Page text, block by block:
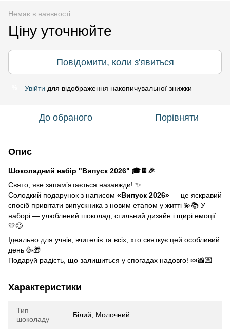
Немає в наявності
Ціну уточнюйте
Повідомити, коли з'явиться
Увійти для відображення накопичувальної знижки
До обраного Порівняти
Опис
Шоколадний набір "Випуск 2026" 🎓🍫🎉
Свято, яке запам’ятається назавжди! ✨
Солодкий подарунок з написом «Випуск 2026» — це яскравий
спосіб привітати випускника з новим етапом у житті 💫📚 У
наборі — улюблений шоколад, стильний дизайн і щирі емоції
💛😊
Ідеально для учнів, вчителів та всіх, хто святкує цей особливий
день 🥳🎁
Подаруй радість, що залишиться у спогадах надовго! 🍬📸💌
Характеристики
Тип
шоколаду
Білий, Молочний